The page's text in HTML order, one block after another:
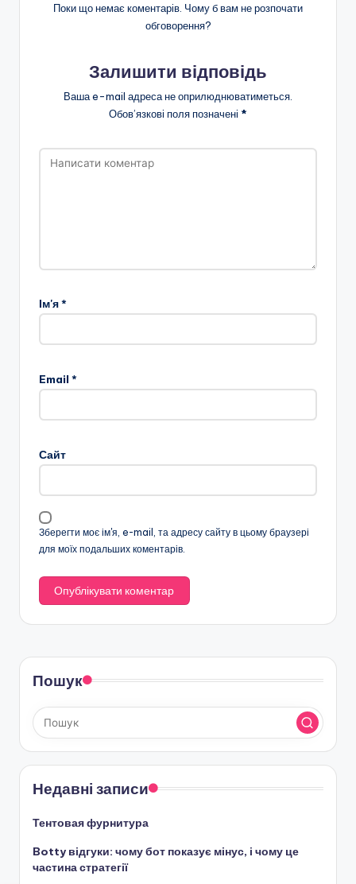
Поки що немає коментарів. Чому б вам не розпочати
обговорення?
Залишити відповідь
Ваша e-mail адреса не оприлюднюватиметься.
Обов’язкові поля позначені *
Ім'я*
Email *
Сайт
Зберегти моє ім'я, e-mail, та адресу сайту в цьому браузері
для моїх подальших коментарів.
Пошук
Недавні записи
Тентовая фурнитура
Botty відгуки: чому бот показує мінус, і чому це
частина стратегії